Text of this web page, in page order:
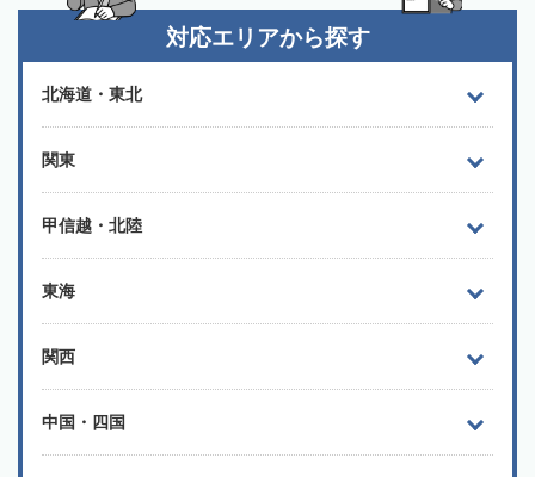
対応エリアから探す
北海道・東北
関東
甲信越・北陸
東海
関西
中国・四国